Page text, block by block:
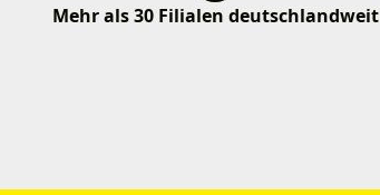
Mehr als 30 Filialen deutschlandweit